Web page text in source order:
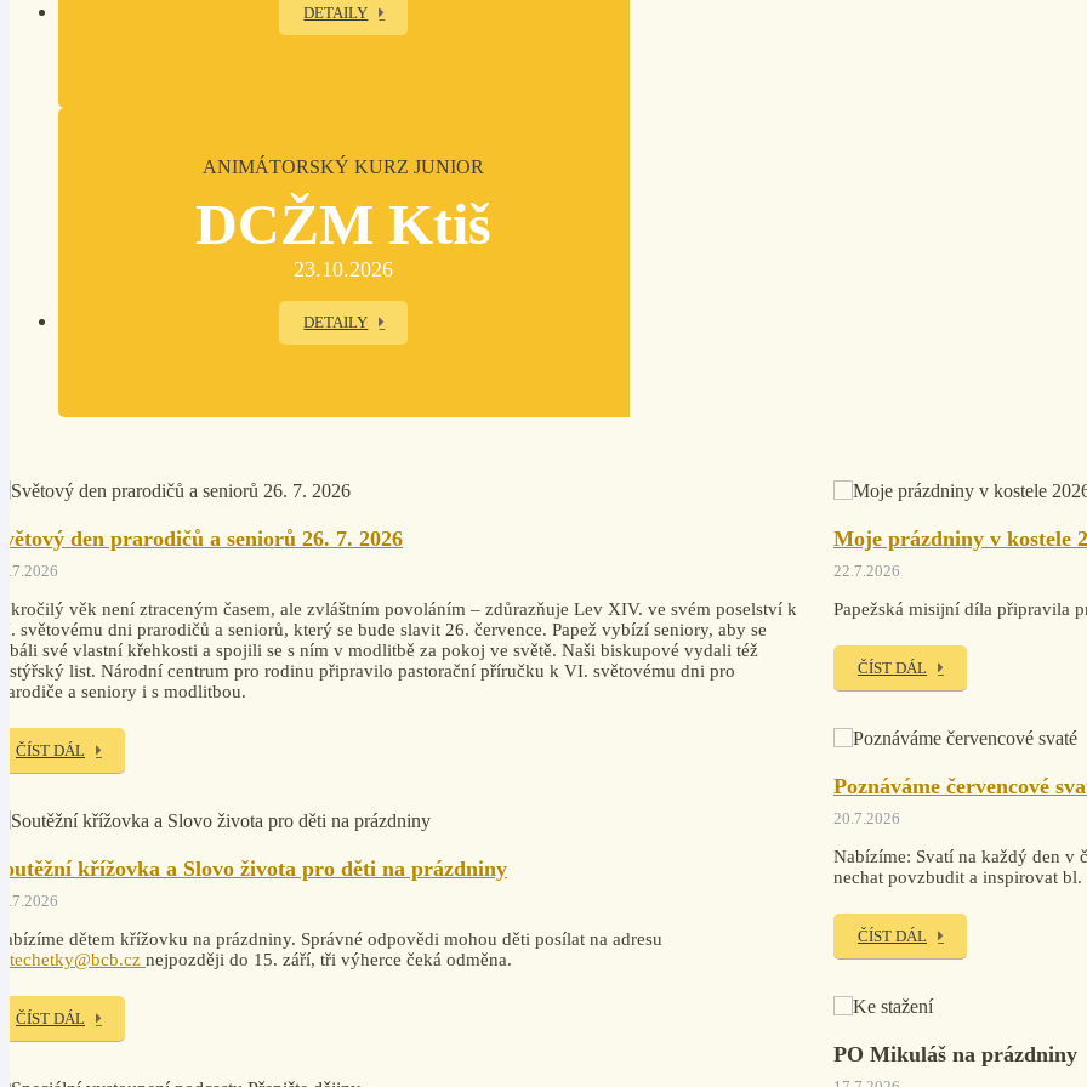
DETAILY
ANIMÁTORSKÝ KURZ JUNIOR
DCŽM Ktiš
23.10.2026
DETAILY
den prarodičů a seniorů 26. 7. 2026
věk není ztraceným časem, ale zvláštním povoláním – zdůrazňuje Lev XIV. ve svém poselství k
světovému dni prarodičů a seniorů, který se bude slavit 26. července. Papež vybízí seniory, aby se
své vlastní křehkosti a spojili se s ním v modlitbě za pokoj ve světě. Naši biskupové vydali též
list. Národní centrum pro rodinu připravilo pastorační příručku k VI. světovému dni pro
a seniory i s modlitbou.
ČÍST DÁL
křížovka a Slovo života pro děti na prázdniny
dětem křížovku na prázdniny. Správné odpovědi mohou děti posílat na adresu
nejpozději do 15. září, tři výherce čeká odměna.
ČÍST DÁL
Moje prázdniny v kostele
22.7.2026
Papežská misijní díla připravila
ČÍST DÁL
Poznáváme červencové
20.7.2026
Nabízíme: Svatí na každý den v
nechat povzbudit a inspirovat
ČÍST DÁL
PO Mikuláš na prázdniny